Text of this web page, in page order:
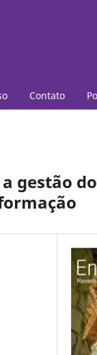
Contato
gestão